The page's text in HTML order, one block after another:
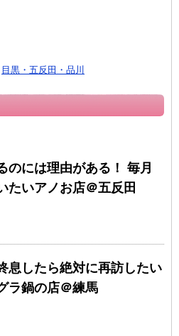
目黒・五反田・品川
のには理由がある！ 毎月
たいアノお店＠五反田
息したら絶対に再訪したい
ラ鍋の店＠練馬